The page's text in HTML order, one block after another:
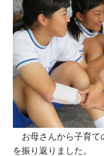
お母さんから子育て
を振り返りました。